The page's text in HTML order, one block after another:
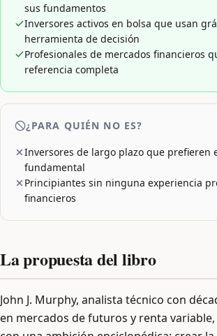
sus fundamentos
Inversores activos en bolsa que usan
herramienta de decisión
Profesionales de mercados financieros
referencia completa
¿PARA QUIÉN NO ES?
Inversores de largo plazo que prefieren
fundamental
Principiantes sin ninguna experiencia
financieros
La propuesta del libro
John J. Murphy, analista técnico con
en mercados de futuros y renta